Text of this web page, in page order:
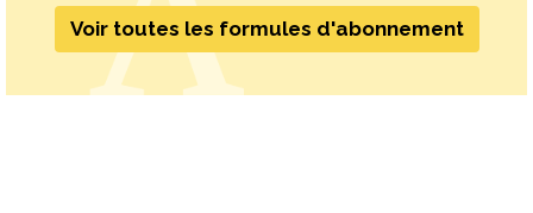
Voir toutes les formules d'abonnement